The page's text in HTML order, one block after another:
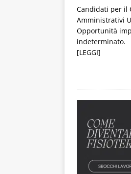
Candidati per il
Amministrativi
Opportunità
indeterminato.
[LEGGI]